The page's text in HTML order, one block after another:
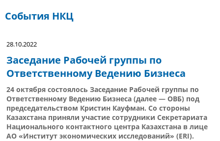
События НКЦ
28.10.2022
Заседание Рабочей группы по
Ответственному Ведению Бизнеса
24 октября состоялось Заседание Рабочей группы по
Ответственному Ведению Бизнеса (далее — ОВБ) под
председательством Кристин Кауфман. Со стороны
Казахстана приняли участие сотрудники Секретариата
Национального контактного центра Казахстана в лице
АО «Институт экономических исследований» (ERI).